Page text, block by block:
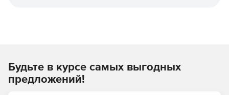
Тестовое задание
Возможность тестировать исправления перед
Будьте в курсе самых выгодных
предложений!